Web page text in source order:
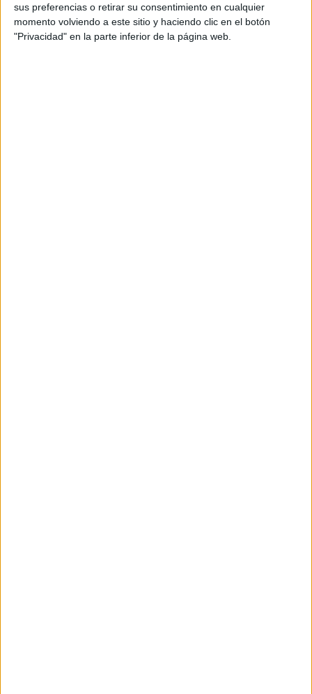
sus preferencias o retirar su consentimiento en cualquier
momento volviendo a este sitio y haciendo clic en el botón
"Privacidad" en la parte inferior de la página web.
hiperrealista con tecnología 3D- las piezas de continuidad "transmitirán las mismas
sensaciones sonoras y visuales que caracterizan a las series del canal y otorgarán
una imagen de canal viva, que evoluciona y que invita al espectador a